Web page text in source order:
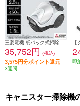
35,752円 (税込)
3,575円分ポイント還元
3週間
即
キャニスター掃除機